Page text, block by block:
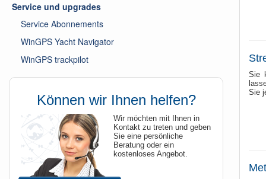
Sie
Sie
Service und upgrades
Service Abonnements
WinGPS Yacht Navigator
WinGPS trackpilot
Können wir Ihnen helfen?
Wir möchten mit Ihnen in
Kontakt zu treten und geben
Sie eine persönliche
Beratung oder ein
kostenloses Angebot.